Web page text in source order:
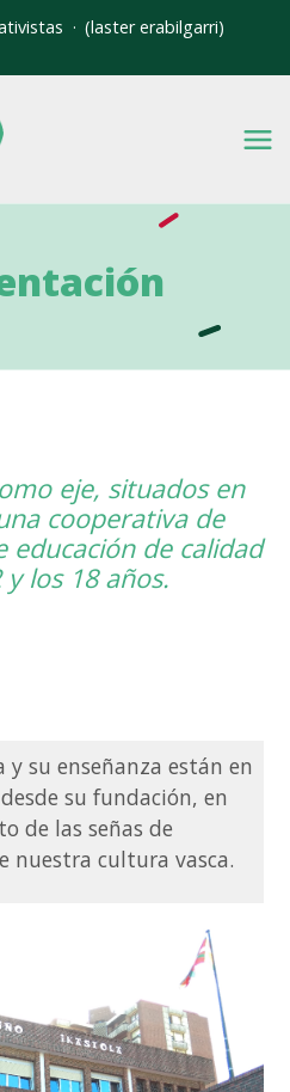
kontuaren
(laster erabilgarri)
eje, situados en
cooperativa de
educación de calidad
los 18 años.
y su enseñanza están en
su fundación, en
de las señas de
nuestra cultura vasca.